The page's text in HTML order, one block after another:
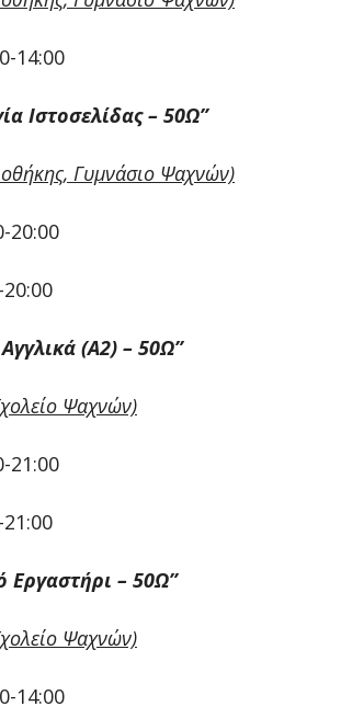
14:00
Ιστοσελίδας – 50Ω”
Γυμνάσιο Ψαχνών)
20:00
(Α2) – 50Ω”
Ψαχνών)
21:00
Εργαστήρι – 50Ω”
Ψαχνών)
14:00